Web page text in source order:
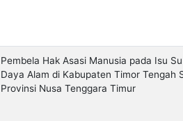
Pembela Hak Asasi Manusia pada Isu
Daya Alam di Kabupaten Timor Tengah
Provinsi Nusa Tenggara Timur